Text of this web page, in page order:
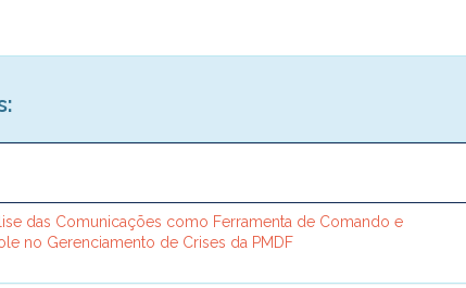
das Comunicações como Ferramenta de Comando e
no Gerenciamento de Crises da PMDF